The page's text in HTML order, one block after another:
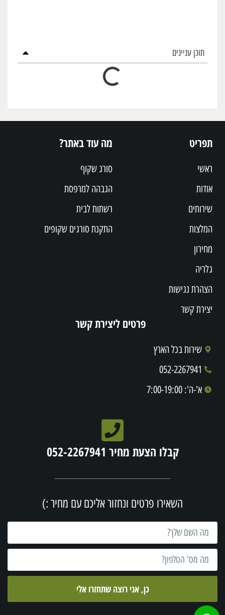
תוכן עניינים
תפריט
ראשי
אודות
שירותים
המלצות
מחירון
גלריה
הצהרת נגישות
יצירת קשר
מה עוד באתר?
סורג שקוף
הגבהה למרפסת
רשתות לבית
התקנת סורגים שקופים
פרטים ליצירת קשר
שירות בכל הארץ
052-2267941
א'-ה': 7:00-19:00
קבלו הצעת מחיר 052-2267941
השאירו פרטים ונחזור אליכם עם מחיר :)
כן, אני רוצה שתחזרו אלי